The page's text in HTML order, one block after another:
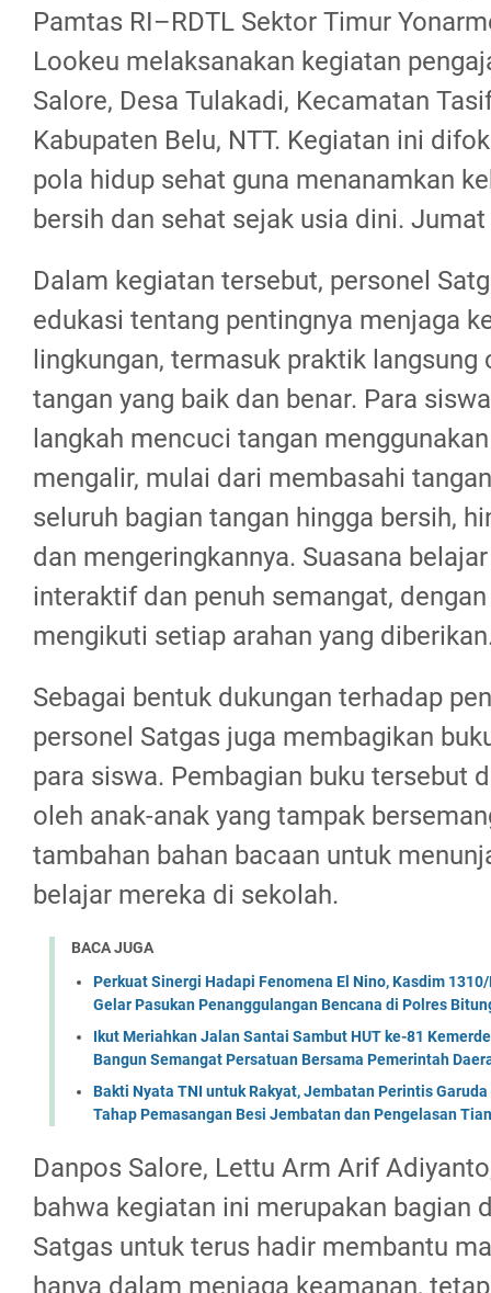
Pamtas RI–RDTL Sektor Timur
Lookeu melaksanakan kegiatan
Salore, Desa Tulakadi, Kecamatan
Kabupaten Belu, NTT. Kegiatan ini
pola hidup sehat guna menanamkan
bersih dan sehat sejak usia dini.
Dalam kegiatan tersebut, personel
edukasi tentang pentingnya menjaga
lingkungan, termasuk praktik
tangan yang baik dan benar. Para
langkah mencuci tangan
mengalir, mulai dari membasahi
seluruh bagian tangan hingga bersih,
dan mengeringkannya. Suasana
interaktif dan penuh semangat,
mengikuti setiap arahan yang
Sebagai bentuk dukungan terhadap
personel Satgas juga membagikan
para siswa. Pembagian buku tersebut
oleh anak-anak yang tampak
tambahan bahan bacaan untuk
belajar mereka di sekolah.
BACA JUGA
Perkuat Sinergi Hadapi Fenomena El Nino, Kasdim
Gelar Pasukan Penanggulangan Bencana di Polres
Ikut Meriahkan Jalan Santai Sambut HUT ke-81
Bangun Semangat Persatuan Bersama Pemerintah
Bakti Nyata TNI untuk Rakyat, Jembatan Perintis
Tahap Pemasangan Besi Jembatan dan Pengelasan
Danpos Salore, Lettu Arm Arif
bahwa kegiatan ini merupakan bagian
Satgas untuk terus hadir membantu
hanya dalam menjaga keamanan,